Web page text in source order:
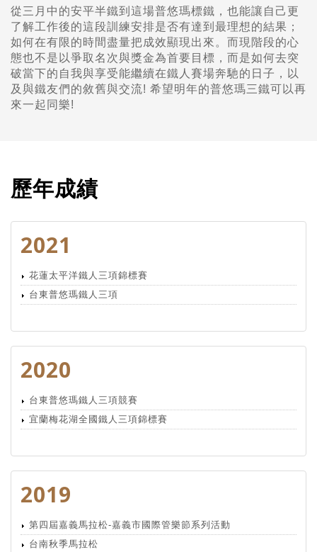
從三月中的安平半鐵到這場普悠瑪標鐵，也能讓自己更
了解工作後的這段訓練安排是否有達到最理想的結果；
如何在有限的時間盡量把成效顯現出來。而現階段的心
態也不是以爭取名次與獎金為首要目標，而是如何去突
破當下的自我與享受能繼續在鐵人賽場奔馳的日子，以
及與鐵友們的敘舊與交流! 希望明年的普悠瑪三鐵可以再
來一起同樂!
歷年成績
2021
花蓮太平洋鐵人三項錦標賽
台東普悠瑪鐵人三項
2020
台東普悠瑪鐵人三項競賽
宜蘭梅花湖全國鐵人三項錦標賽
2019
第四屆嘉義馬拉松-嘉義市國際管樂節系列活動
台南秋季馬拉松